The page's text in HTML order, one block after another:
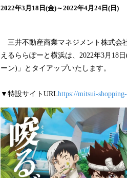
2022年3月18日(金)～2022年4月24日(日)
三井不動産商業マネジメント株式会
えるららぽーと横浜は、2022年3月18
ーン)」とタイアップいたします。
▼特設サイトURLhttps://mitsui-